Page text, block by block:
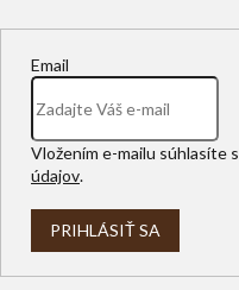
Email
Vložením e-mailu súhlasíte s
údajov.
PRIHLÁSIŤ SA